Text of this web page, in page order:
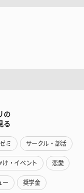
の
る
ミ サークル・部活
け・イベント 恋愛
ー 奨学金